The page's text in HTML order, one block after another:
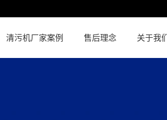
清污机厂家案例 售后理念 关于我